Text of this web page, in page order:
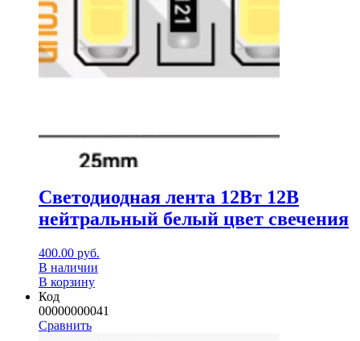
Светодиодная лента 12Вт 12В
нейтральный белый цвет свечения
400.00 руб.
В наличии
В корзину
Код
00000000041
Сравнить